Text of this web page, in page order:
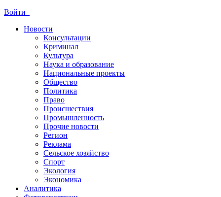
Войти
Новости
Консультации
Криминал
Культура
Наука и образование
Национальные проекты
Общество
Политика
Право
Происшествия
Промышленность
Прочие новости
Регион
Реклама
Сельское хозяйство
Спорт
Экология
Экономика
Аналитика